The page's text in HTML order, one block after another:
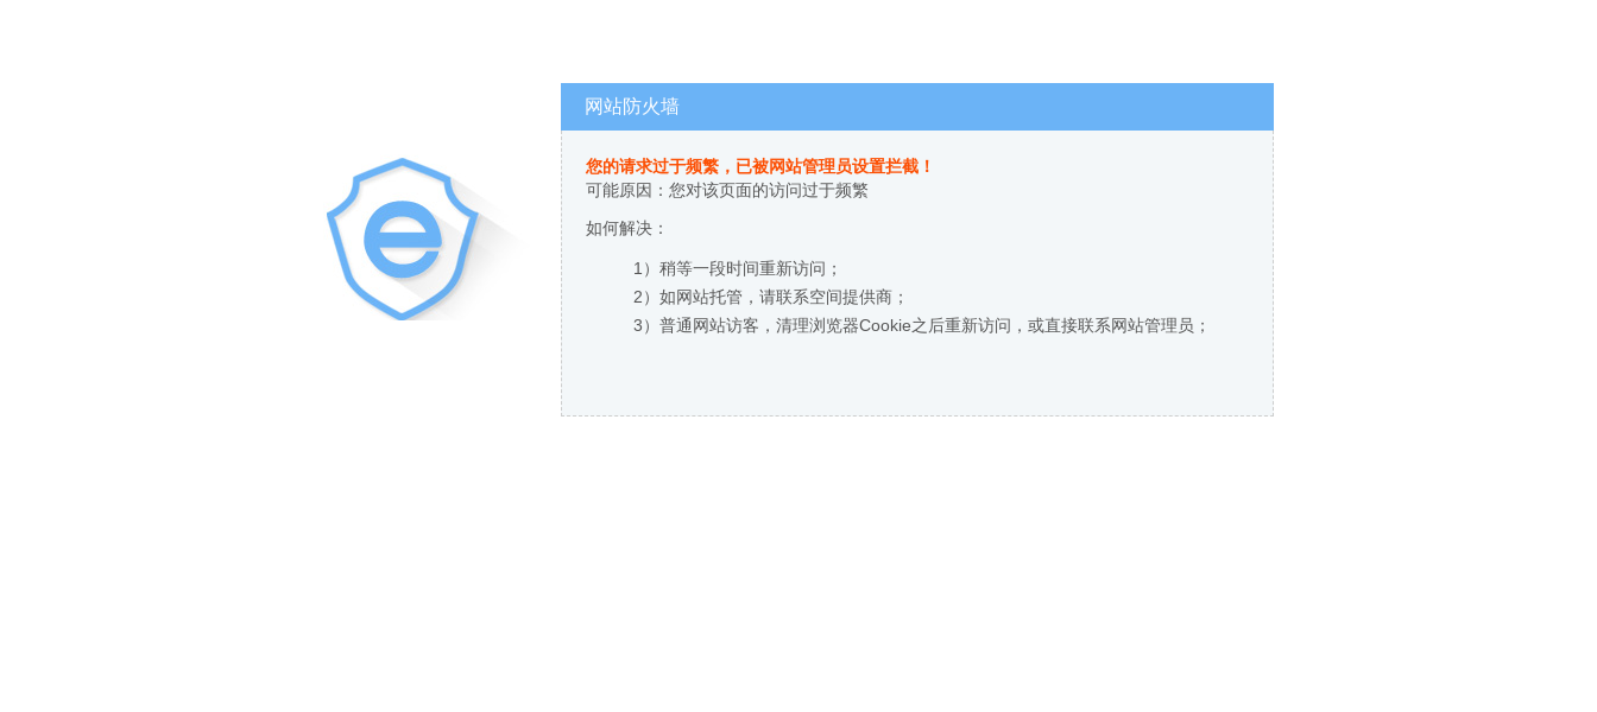
网站防火墙
您的请求过于频繁，已被网站管理员设置拦截！
可能原因：您对该页面的访问过于频繁
如何解决：
1）稍等一段时间重新访问；
2）如网站托管，请联系空间提供商；
3）普通网站访客，清理浏览器Cookie之后重新访问，或直接联系网站管理员；